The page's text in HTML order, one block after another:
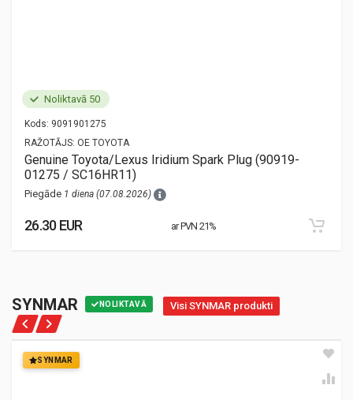
Noliktavā 50
Kods: 9091901275
RAŽOTĀJS: OE TOYOTA
Genuine Toyota/Lexus Iridium Spark Plug (90919-
01275 / SC16HR11)
Piegāde 1 diena (07.08.2026)
26.30 EUR ar PVN 21%
SYNMAR NOLIKTAVĀ Visi SYNMAR produkti
SYNMAR